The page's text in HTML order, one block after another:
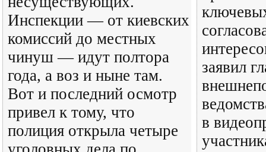
Инспекции — от киевских
комиссий до местных
чинуш — идут полтора
года, а воз и ныне там.
Вот и последний осмотр
привел к тому, что
полиция открыла четыре
заявил
в